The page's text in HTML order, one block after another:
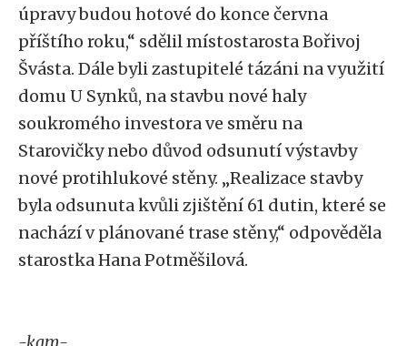
úpravy budou hotové do konce června
příštího roku,“ sdělil místostarosta Bořivoj
Švásta. Dále byli zastupitelé tázáni na využití
domu U Synků, na stavbu nové haly
soukromého investora ve směru na
Starovičky nebo důvod odsunutí výstavby
nové protihlukové stěny. „Realizace stavby
byla odsunuta kvůli zjištění 61 dutin, které se
nachází v plánované trase stěny,“ odpověděla
starostka Hana Potměšilová.